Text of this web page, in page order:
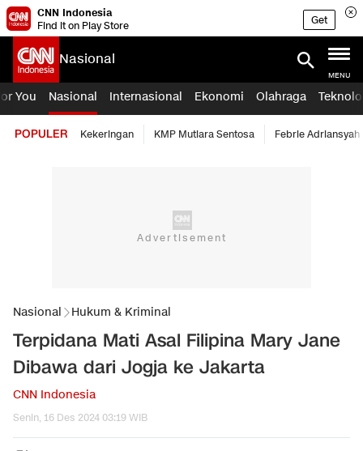
CNN Indonesia
Find it on Play Store
Get
Nasional
MENU
You Nasional Internasional Ekonomi Olahraga
POPULER Kekeringan KMP Mutiara Sentosa Febrie Adriansyah
Nasional Hukum & Kriminal
Terpidana Mati Asal Filipina Mary Jane
Dibawa dari Jogja ke Jakarta
CNN Indonesia
Senin, 16 Des 2024 03:19 WIB